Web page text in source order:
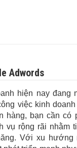
Adwords
hiện nay đang
việc kinh
hàng, bạn cần có
vụ rộng rãi nhằm
Với xu hướng